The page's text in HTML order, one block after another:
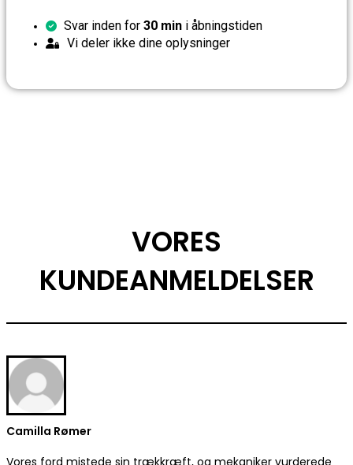
Svar inden for 30 min i åbningstiden
Vi deler ikke dine oplysninger
VORES
KUNDEANMELDELSER
Camilla Rømer
Vores ford mistede sin trækkræft, og mekaniker vurderede